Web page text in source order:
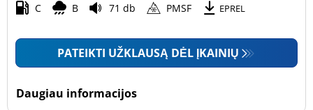
C B 71 db PMSF EPREL
PATEIKTI UŽKLAUSĄ DĖL ĮKAINIŲ
Daugiau informacijos